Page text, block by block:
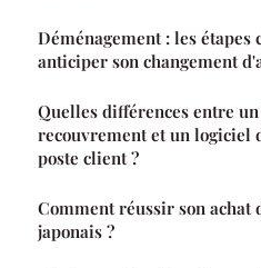
Déménagement : les étapes
anticiper son changement
Quelles différences entre
recouvrement et un logiciel
poste client ?
Comment réussir son achat
japonais ?